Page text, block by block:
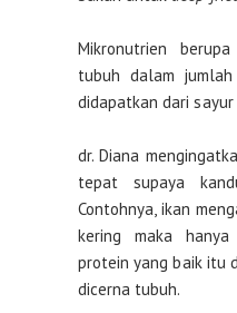
Mikronutrien
tubuh dalam
didapatkan dari sayur
dr. Diana
tepat supaya
Contohnya, ikan
kering maka
protein yang baik itu
dicerna tubuh.